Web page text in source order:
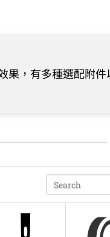
，有多種選配附件